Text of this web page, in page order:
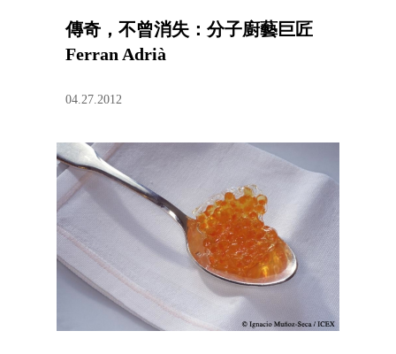
傳奇，不曾消失：分子廚藝巨匠
Ferran Adrià
04.27.2012